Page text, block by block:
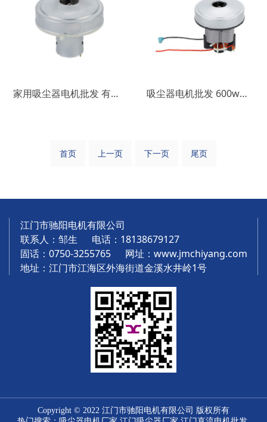
家用吸尘器电机批发 有刷直流电动机 高功率高转速低噪音直流电机 吸尘器电机批发 600w高功率有刷电机 低噪音高转速吸尘器直流电机
首页 上一页 下一页 尾页
江门市驰阳电机有限公司
联系人：邹生 电话：18138679127
固话：0750-3255765 网址： www.jmchiyang.com
地址：江门市江海区外海街道金溪水井岭1号
Copyright © 2022 江门市驰阳电机有限公司 版权所有